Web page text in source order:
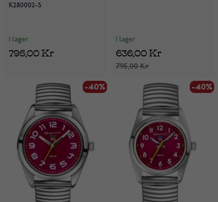
K280002-S
I lager
795,00 Kr
I lager
795,00 Kr
636,00 Kr
-40%
-40% -40%
-40%